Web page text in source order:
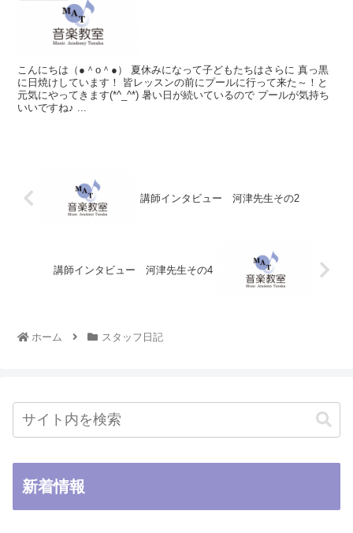
こんにちは（●＾o＾●） 夏休みになって子どもたちはさらに 真っ黒
に日焼けしています！ 皆レッスンの前にプールに行って来た～！と
元気にやってきます(*^_^*) 暑い日が続いているので プールが気持ち
いいですね♪ ...
講師インタビュー 河津先生その2
講師インタビュー 河津先生その4
ホーム スタッフ日記
新着情報